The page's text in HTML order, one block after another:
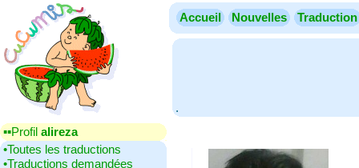
Accueil Nouvelles Traduction
.
▪▪‎Profil alireza
•‎Toutes les traductions
•‎Traductions demandées